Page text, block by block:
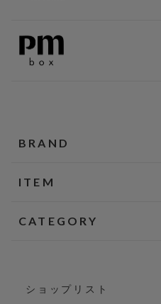
BRAND
ITEM
CATEGORY
ショップリスト